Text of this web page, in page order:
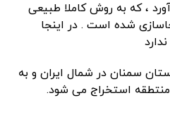
، که به روش کاملا طبیعی
شده است . در اینجا
سمنان در شمال ایران و به
استخراج می شود.